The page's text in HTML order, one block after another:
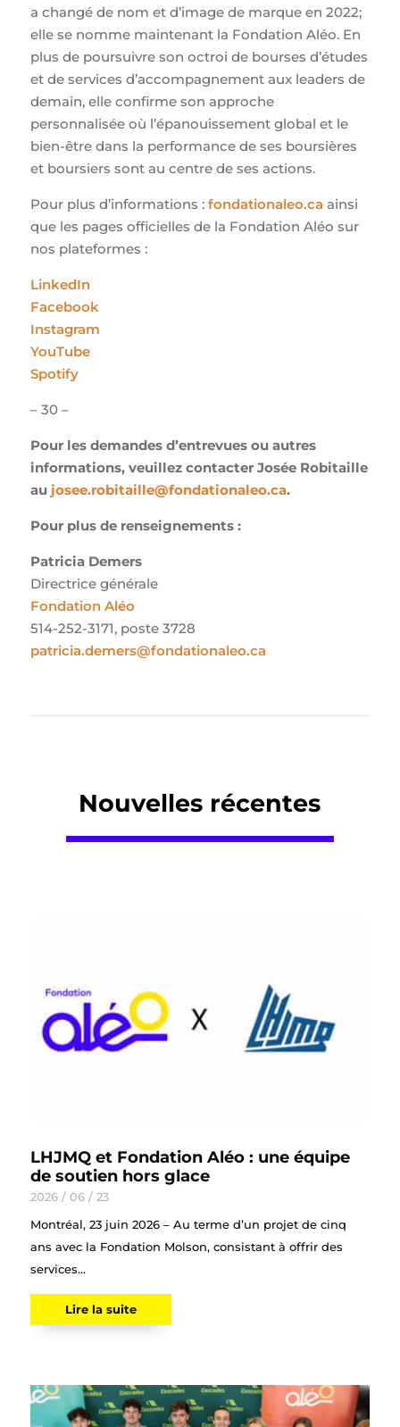
a changé de nom et d’image de marque en 2022;
elle se nomme maintenant la Fondation Aléo. En
plus de poursuivre son octroi de bourses d’études
et de services d’accompagnement aux leaders de
demain, elle confirme son approche
personnalisée où l’épanouissement global et le
bien-être dans la performance de ses boursières
et boursiers sont au centre de ses actions.
Pour plus d’informations : fondationaleo.ca ainsi
que les pages officielles de la Fondation Aléo sur
nos plateformes :
LinkedIn
Facebook
Instagram
YouTube
Spotify
– 30 –
Pour les demandes d’entrevues ou autres
informations, veuillez contacter Josée Robitaille
au josee.robitaille@fondationaleo.ca.
Pour plus de renseignements :
Patricia Demers
Directrice générale
Fondation Aléo
514-252-3171, poste 3728
patricia.demers@fondationaleo.ca
Nouvelles récentes
LHJMQ et Fondation Aléo : une équipe
de soutien hors glace
2026 / 06 / 23
Montréal, 23 juin 2026 – Au terme d’un projet de cinq
ans avec la Fondation Molson, consistant à offrir des
services...
Lire la suite